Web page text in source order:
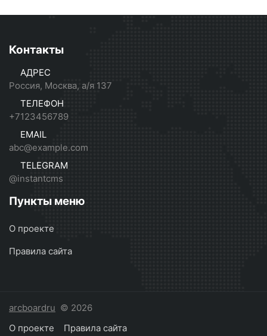
Контакты
АДРЕС
Россия, Москва, а/я 137
ТЕЛЕФОН
+7123456789
EMAIL
abc@example.com
TELEGRAM
@instantcms
Пункты меню
О проекте
Правила сайта
arcboardru © 2026
О проекте
Правила сайта